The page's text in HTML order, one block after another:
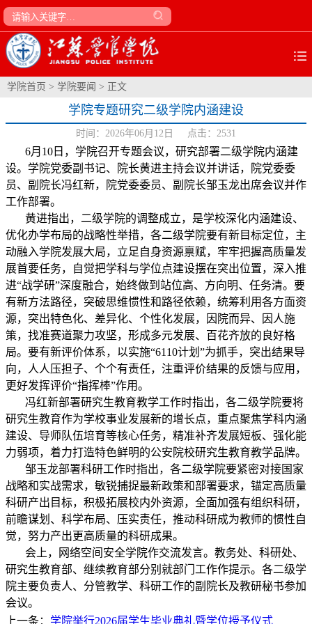
学院首页 > 学院要闻 > 正文
学院专题研究二级学院内涵建设
时间：2026年06月12日 点击： 2531
6月 10 日，学院召开专题会议，研究部署二级学院内涵建
设。学院党委副书记、院长黄进主持会议并讲话，院党委委
员、副院长冯红新，院党委委员、副院长邹玉龙出席会议并作
工作部署。
黄进指出，二级学院的调整成立，是学校深化内涵建设、
优化办学布局的战略性举措，各二级学院要有新目标定位，主
动融入学院发展大局，立足自身资源禀赋，牢牢把握高质量发
展首要任务，自觉把学科与学位点建设摆在突出位置，深入推
进“战学研”深度融合，始终做到站位高、方向明、任务清。要
有新方法路径，突破思维惯性和路径依赖，统筹利用各方面资
源，突出特色化、差异化、个性化发展，因院而异、因人施
策，找准赛道聚力攻坚，形成多元发展、百花齐放的良好格
局。要有新评价体系，以实施“6110计划”为抓手，突出结果导
向，人人压担子、个个有责任，注重评价结果的反馈与应用，
更好发挥评价“指挥棒”作用。
冯红新部署研究生教育教学工作时指出，各二级学院要将
研究生教育作为学校事业发展新的增长点，重点聚焦学科内涵
建设、导师队伍培育等核心任务，精准补齐发展短板、强化能
力弱项，着力打造特色鲜明的公安院校研究生教育教学品牌。
邹玉龙部署科研工作时指出，各二级学院要紧密对接国家
战略和实战需求，敏锐捕捉最新政策和部署要求，锚定高质量
科研产出目标，积极拓展校内外资源，全面加强有组织科研，
前瞻谋划、科学布局、压实责任，推动科研成为教师的惯性自
觉，努力产出更高质量的科研成果。
会上，网络空间安全学院作交流发言。教务处、科研处、
研究生教育部、继续教育部分别就部门工作作提示。各二级学
院主要负责人、分管教学、科研工作的副院长及教研秘书参加
会议。
上一条： 学院举行2026届学生毕业典礼暨学位授予仪式